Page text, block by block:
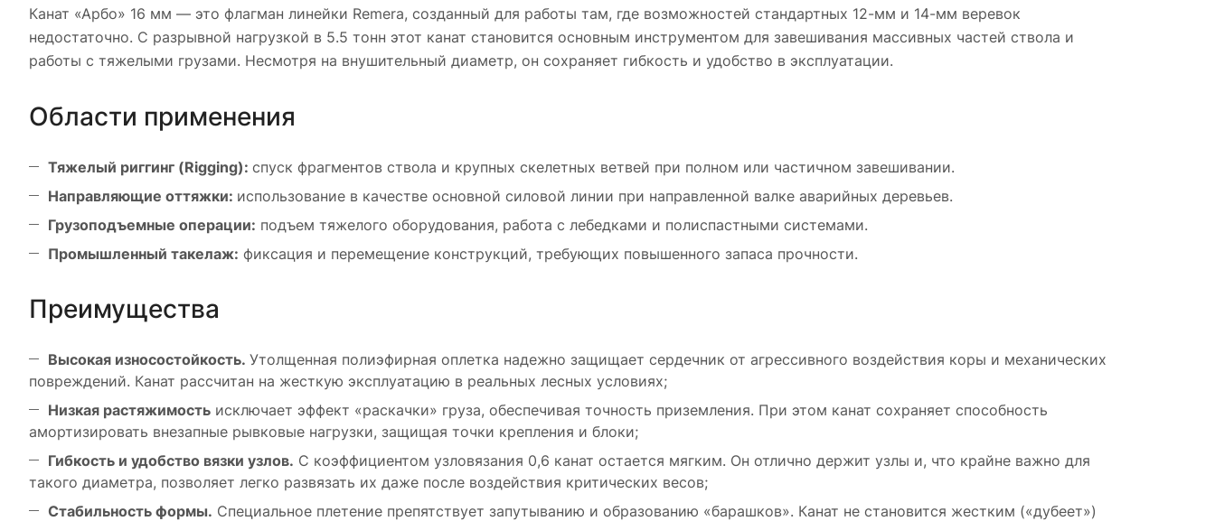
Канат «Арбо» 16 мм — это флагман линейки Remera, созданный для работы там, где возможностей стандартных 12-мм и 14-мм веревок
недостаточно. С разрывной нагрузкой в 5.5 тонн этот канат становится основным инструментом для завешивания массивных частей ствола и
работы с тяжелыми грузами. Несмотря на внушительный диаметр, он сохраняет гибкость и удобство в эксплуатации.
Области применения
Тяжелый риггинг (Rigging): спуск фрагментов ствола и крупных скелетных ветвей при полном или частичном завешивании.
Направляющие оттяжки: использование в качестве основной силовой линии при направленной валке аварийных деревьев.
Грузоподъемные операции: подъем тяжелого оборудования, работа с лебедками и полиспастными системами.
Промышленный такелаж: фиксация и перемещение конструкций, требующих повышенного запаса прочности.
Преимущества
Высокая износостойкость. Утолщенная полиэфирная оплетка надежно защищает сердечник от агрессивного воздействия коры и механических
повреждений. Канат рассчитан на жесткую эксплуатацию в реальных лесных условиях;
Низкая растяжимость исключает эффект «раскачки» груза, обеспечивая точность приземления. При этом канат сохраняет способность
амортизировать внезапные рывковые нагрузки, защищая точки крепления и блоки;
Гибкость и удобство вязки узлов. С коэффициентом узловязания 0,6 канат остается мягким. Он отлично держит узлы и, что крайне важно для
такого диаметра, позволяет легко развязать их даже после воздействия критических весов;
Стабильность формы. Специальное плетение препятствует запутыванию и образованию «барашков». Канат не становится жестким («дубеет»)